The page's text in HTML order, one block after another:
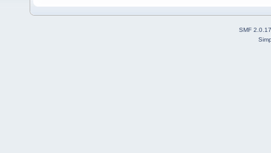
SMF 2.0.17